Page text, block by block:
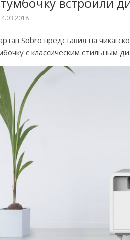
Sobro представил на
с классическим стильным